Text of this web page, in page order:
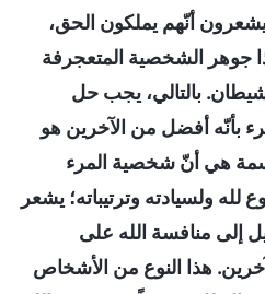
يشعرون أنّهم يملكون الحق،
جوهر الشخصية المتعجرفة
بالتالي، يجب حل
بأنّه أفضل من الآخرين هو
هي أنّ شخصية المرء
ولسيادته وترتيباته؛ يشعر
إلى منافسة الله على
هذا النوع من الأشخاص